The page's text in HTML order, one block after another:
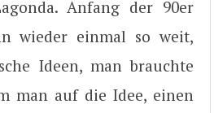
Anfang der 90er
wieder einmal so weit,
Ideen, man brauchte
man auf die Idee, einen